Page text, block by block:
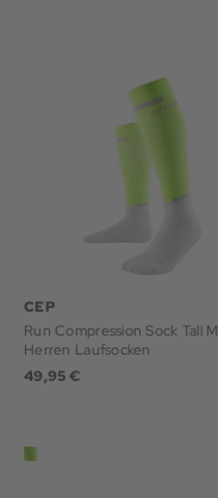
CEP
Run Compression Sock Tall M
Herren Laufsocken
49,95 €